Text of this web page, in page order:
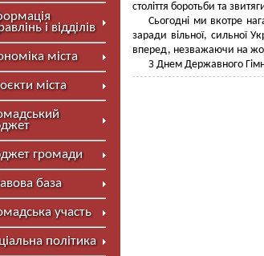
і відділів
міста
міста
громади
база
участь
політика
століття боротьби та
Сьогодні ми вкотре
заради вільної, сильної
вперед, незважаючи на
З Днем Державного